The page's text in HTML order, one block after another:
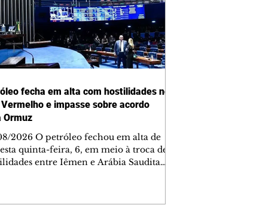
fecha em alta com hostilidades no
e impasse sobre acordo
Ormuz
2026 O petróleo fechou em alta de
quinta-feira, 6, em meio à troca de
entre Iêmen e Arábia Saudita